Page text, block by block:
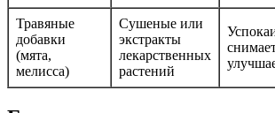
Травяные
добавки
(мята,
мелисса)
Сушеные или
экстракты
лекарственных
растений